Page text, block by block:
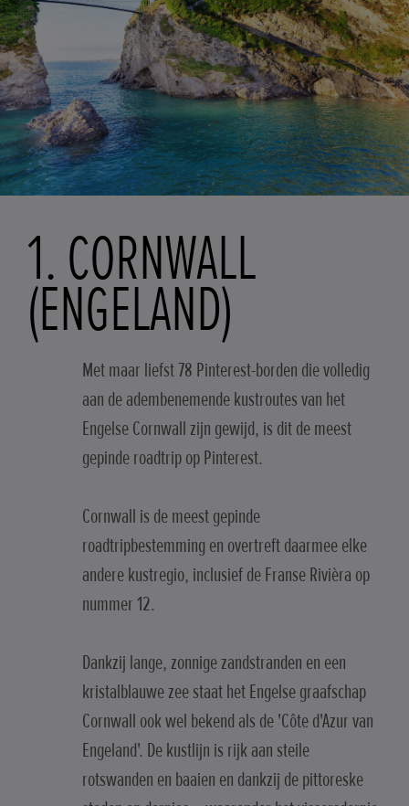
1. CORNWALL
(ENGELAND)
Met maar liefst 78 Pinterest-borden die volledig
aan de adembenemende kustroutes van het
Engelse Cornwall zijn gewijd, is dit de meest
gepinde roadtrip op Pinterest.
Cornwall is de meest gepinde
roadtripbestemming en overtreft daarmee elke
andere kustregio, inclusief de Franse Rivièra op
nummer 12.
Dankzij lange, zonnige zandstranden en een
kristalblauwe zee staat het Engelse graafschap
Cornwall ook wel bekend als de 'Côte d'Azur van
Engeland'. De kustlijn is rijk aan steile
rotswanden en baaien en dankzij de pittoreske